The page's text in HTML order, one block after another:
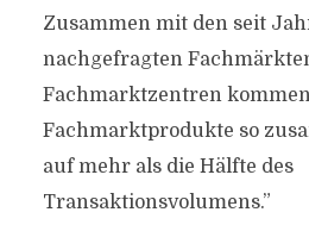
Zusammen mit den seit
nachgefragten
Fachmarktzentren
Fachmarktprodukte so
auf mehr als die Hälfte des
Transaktionsvolumens.”